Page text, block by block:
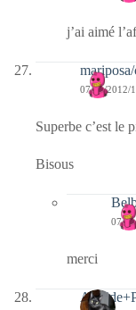
j’ai aimé
07/01/2012/
Superbe c’est le
Bisous
07/
merci